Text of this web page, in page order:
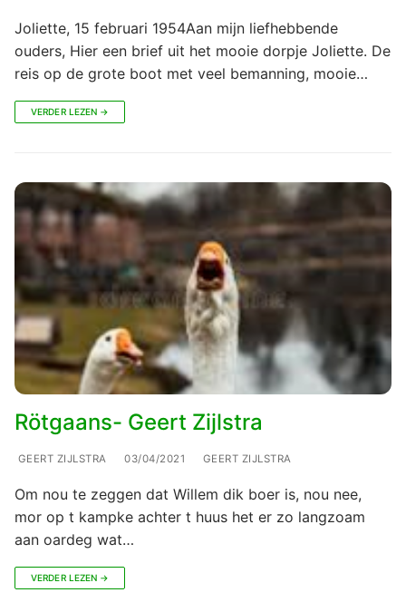
Joliette, 15 februari 1954Aan mijn liefhebbende
ouders, Hier een brief uit het mooie dorpje Joliette. De
reis op de grote boot met veel bemanning, mooie…
VERDER LEZEN →
Rötgaans- Geert Zijlstra
GEERT ZIJLSTRA 03/04/2021 GEERT ZIJLSTRA
Om nou te zeggen dat Willem dik boer is, nou nee,
mor op t kampke achter t huus het er zo langzoam
aan oardeg wat…
VERDER LEZEN →